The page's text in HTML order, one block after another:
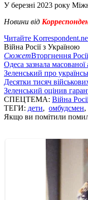
У березні 2023 року
Новини від
Читайте
Війна Росії з Україною
СюжетВторгнення
Одеса зазнала масованої
Зеленський про
Десятки тисяч
Зеленський оцінив
СПЕЦТЕМА: Війна
ТЕГИ: дети, омбудсмен,
Якщо ви помітили